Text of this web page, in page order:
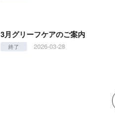
3月グリーフケアのご案内
終了 2026-03-28